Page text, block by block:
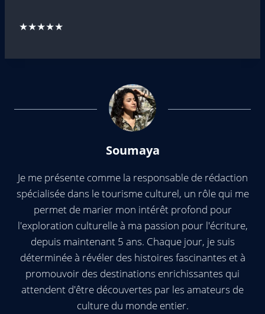
★★★★★
Soumaya
Je me présente comme la responsable de rédaction
spécialisée dans le tourisme culturel, un rôle qui me
permet de marier mon intérêt profond pour
l'exploration culturelle à ma passion pour l'écriture,
depuis maintenant 5 ans. Chaque jour, je suis
déterminée à révéler des histoires fascinantes et à
promouvoir des destinations enrichissantes qui
attendent d'être découvertes par les amateurs de
culture du monde entier.